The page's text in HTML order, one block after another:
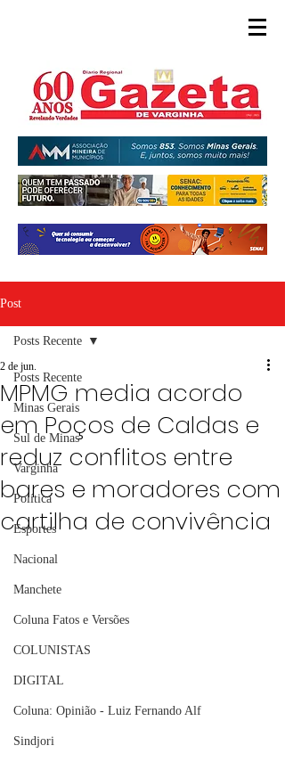
Post
Posts Recente
Minas Gerais
Sul de Minas
Varginha
Política
Esportes
Nacional
Manchete
Coluna Fatos e Versões
COLUNISTAS
DIGITAL
Coluna: Opinião - Luiz Fernando Alf
Sindjori
Posts Recente
MPMG media acordo
em Poços de Caldas e
reduz conflitos entre
bares e moradores com
cartilha de convivência
2 de jun.